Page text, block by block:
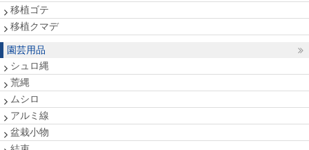
移植ゴテ
移植クマデ
園芸用品
シュロ縄
荒縄
ムシロ
アルミ線
盆栽小物